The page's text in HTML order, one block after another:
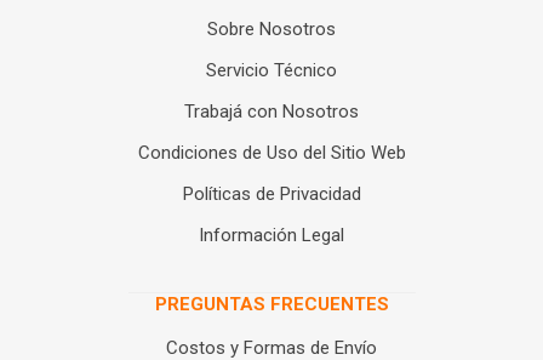
Sobre Nosotros
Servicio Técnico
Trabajá con Nosotros
Condiciones de Uso del Sitio Web
Políticas de Privacidad
Información Legal
PREGUNTAS FRECUENTES
Costos y Formas de Envío